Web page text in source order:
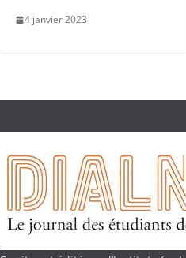
4 janvier 2023